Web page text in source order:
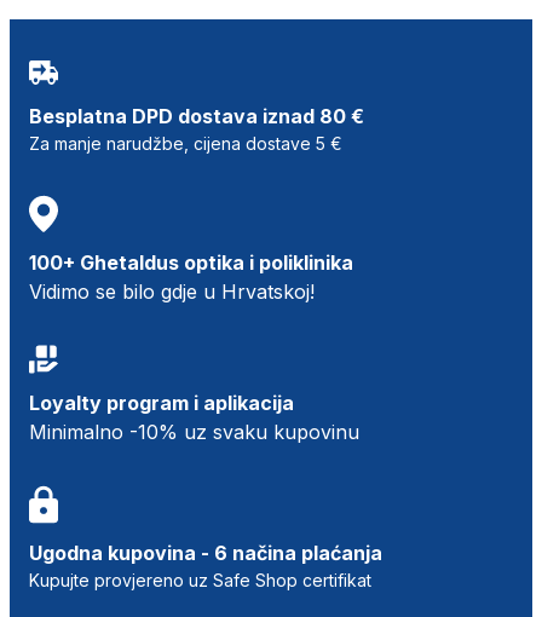
Besplatna DPD dostava iznad 80 €
Za manje narudžbe, cijena dostave 5 €
100+ Ghetaldus optika i poliklinika
Vidimo se bilo gdje u Hrvatskoj!
Loyalty program i aplikacija
Minimalno -10% uz svaku kupovinu
Ugodna kupovina - 6 načina plaćanja
Kupujte provjereno uz Safe Shop certifikat